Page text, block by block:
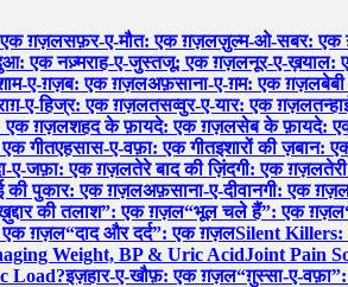
एक ग़ज़लसफ़र-ए-मौत: एक ग़ज़लज़ुल्म-ओ-सबर: एक
एक नज़्मराह-ए-जुस्तजू: एक ग़ज़लनूर-ए-ख़याल:
ए-ग़ज़ब: एक ग़ज़लअफ़साना-ए-ग़म: एक ग़ज़ल
ए-हिज्र: एक ग़ज़लतसव्वुर-ए-यार: एक ग़ज़ल
एक ग़ज़लशहद के फ़ायदे: एक ग़ज़लसेब के फ़ायदे:
गीतएहसास-ए-वफ़ा: एक गीतइशारों की ज़बान:
ए-जफ़ा: एक ग़ज़लतेरे बाद की ज़िंदगी: एक ग़ज़ल
की पुकार: एक ग़ज़लअफ़साना-ए-दीवानगी: एक
की तलाश”: एक ग़ज़ल“भूल चले हैं”: एक ग़ज़ल
एक ग़ज़ल“दाद और दर्द”: एक ग़ज़लSilent Killers:
Weight, BP & Uric AcidJoint Pain
Load?इज़हार-ए-खौफ़: एक ग़ज़ल“ग़ुस्सा-ए-